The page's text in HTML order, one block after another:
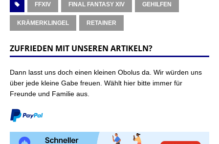
FFXIV FINAL FANTASY XIV GEHILFEN
KRÄMERKLINGEL RETAINER
ZUFRIEDEN MIT UNSEREN ARTIKELN?
Dann lasst uns doch einen kleinen Obolus da. Wir würden uns
über jede kleine Gabe freuen. Wählt hier bitte immer für
Freunde und Familie aus.